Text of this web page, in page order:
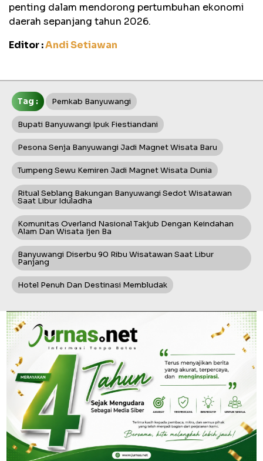
penting dalam mendorong pertumbuhan ekonomi
daerah sepanjang tahun 2026.
Editor :Andi Setiawan
Tag : Pemkab Banyuwangi
Bupati Banyuwangi Ipuk Fiestiandani
Pesona Senja Banyuwangi Jadi Magnet Wisata Baru
Tumpeng Sewu Kemiren Jadi Magnet Wisata Dunia
Ritual Seblang Bakungan Banyuwangi Sedot Wisatawan
Saat Libur Iduladha
Komunitas Overland Nasional Takjub Dengan Keindahan
Alam Dan Wisata Ijen Ba
Banyuwangi Diserbu 90 Ribu Wisatawan Saat Libur
Panjang
Hotel Penuh Dan Destinasi Membludak